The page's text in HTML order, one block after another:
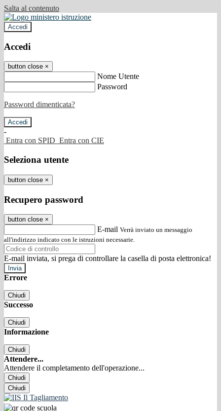
Salta al contenuto
Accedi
Accedi
button close ×
Nome Utente
Password
Password dimenticata?
-
Entra con SPID Entra con CIE
Seleziona utente
button close ×
Recupero password
button close ×
E-mail Verrà inviato un messaggio
all'indirizzo indicato con le istruzioni necessarie.
E-mail inviata, si prega di controllare la casella di posta elettronica!
Errore
Chiudi
Successo
Chiudi
Informazione
Chiudi
Attendere...
Attendere il completamento dell'operazione...
Chiudi
Chiudi